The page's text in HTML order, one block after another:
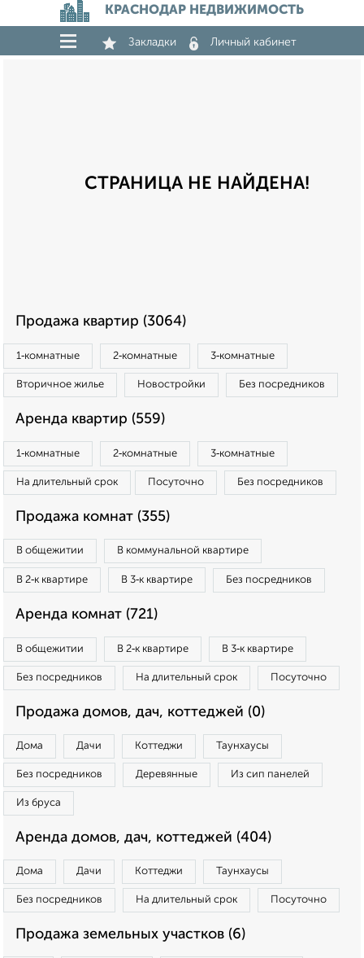
КРАСНОДАР НЕДВИЖИМОСТЬ
Закладки Личный кабинет
СТРАНИЦА НЕ НАЙДЕНА!
Продажа квартир (3064)
1‑комнатные 2‑комнатные 3‑комнатные
Вторичное жилье Новостройки Без посредников
Аренда квартир (559)
1‑комнатные 2‑комнатные 3‑комнатные
На длительный срок Посуточно Без посредников
Продажа комнат (355)
В общежитии В коммунальной квартире
В 2‑к квартире В 3‑к квартире Без посредников
Аренда комнат (721)
В общежитии В 2‑к квартире В 3‑к квартире
Без посредников На длительный срок Посуточно
Продажа домов, дач, коттеджей (0)
Дома Дачи Коттеджи Таунхаусы
Без посредников Деревянные Из сип панелей
Из бруса
Аренда домов, дач, коттеджей (404)
Дома Дачи Коттеджи Таунхаусы
Без посредников На длительный срок Посуточно
Продажа земельных участков (6)